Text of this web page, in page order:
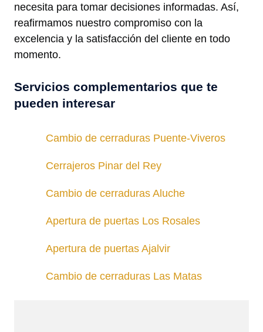
necesita para tomar decisiones informadas. Así,
reafirmamos nuestro compromiso con la
excelencia y la satisfacción del cliente en todo
momento.
Servicios complementarios que te
pueden interesar
Cambio de cerraduras Puente-Viveros
Cerrajeros Pinar del Rey
Cambio de cerraduras Aluche
Apertura de puertas Los Rosales
Apertura de puertas Ajalvir
Cambio de cerraduras Las Matas